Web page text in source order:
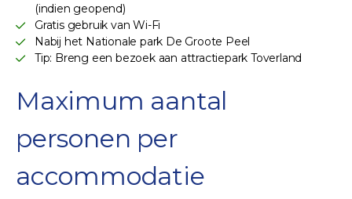
(indien geopend)
Gratis gebruik van Wi-Fi
Nabij het Nationale park De Groote Peel
Tip: Breng een bezoek aan attractiepark Toverland
Maximum aantal
personen per
accommodatie